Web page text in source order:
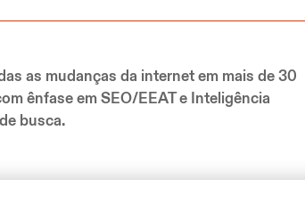
as mudanças da internet em mais de 30
ênfase em SEO/EEAT e Inteligência
busca.